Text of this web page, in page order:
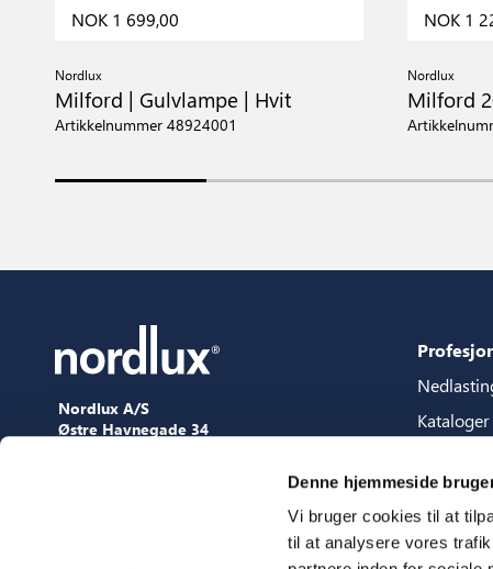
Denne hjemmeside
Vi bruger cookies til at
til at analysere vores
NOK 1 699,00
Nordlux
Milford | Gulvlampe | Hvit
Artikkelnummer 48924001
NOK 1
Nordlux
Milford
Nordlux A/S
Østre Havnegade 34
Kataloger
3D filer
Presse